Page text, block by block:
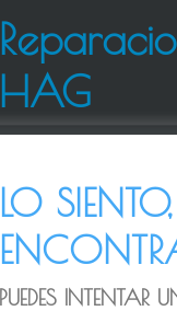
HAG
LO
PUEDES INTENTAR